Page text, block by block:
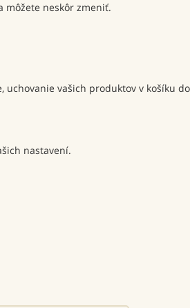
môžete neskôr zmeniť.
vašich produktov v košíku
nastavení.